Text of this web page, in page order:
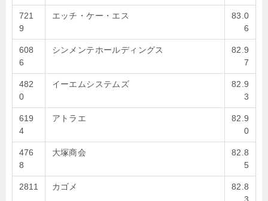
721
9
エッチ・ケー・エス
83.0
6
608
6
シンメンテホールディングス
82.9
7
482
0
イーエムシステムズ
82.9
3
619
4
アトラエ
82.9
0
476
8
大塚商会
82.8
5
2811 カゴメ
82.8